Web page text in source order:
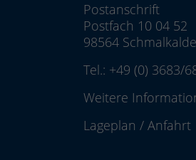
Postanschrift
Postfach 10 04 52
98564
Tel.: +49 (0) 3683/
Weitere
Lageplan / Anfahrt